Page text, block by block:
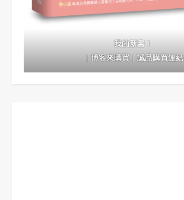
我的新書！
｜博客來購買｜誠品購買連結